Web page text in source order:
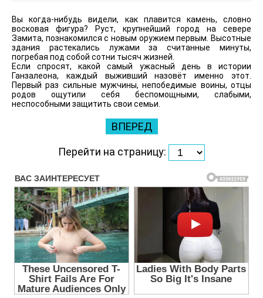
Вы когда-нибудь видели, как плавится камень, словно
восковая фигура? Руст, крупнейший город на севере
Замита, познакомился с новым оружием первым. Высотные
здания растекались лужами за считанные минуты,
погребая под собой сотни тысяч жизней.
Если спросят, какой самый ужасный день в истории
Ганзалеона, каждый выживший назовёт именно этот.
Первый раз сильные мужчины, непобедимые воины, отцы
родов ощутили себя беспомощными, слабыми,
неспособными защитить свои семьи.
ВПЕРЕД
Перейти на страницу: